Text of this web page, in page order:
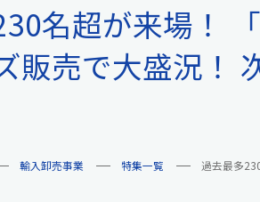
名超が来場！
販売で大盛況！
輸入卸売事業 特集一覧 過去最多